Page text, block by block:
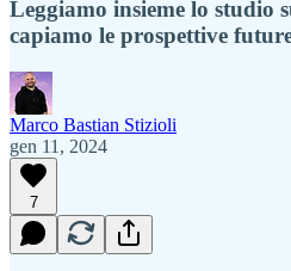
Leggiamo insieme lo studio
capiamo le prospettive
Marco Bastian Stizioli
gen 11, 2024
7